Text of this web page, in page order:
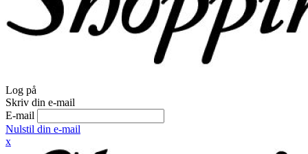
Log på
Skriv din e-mail
E-mail
Nulstil din e-mail
x